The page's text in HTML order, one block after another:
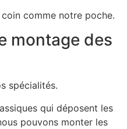
comme notre poche.
montage des
spécialités.
qui déposent les
pouvons monter les